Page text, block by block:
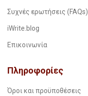
Συχνές ερωτήσεις (FAQs)
iWrite.blog
Επικοινωνία
Πληροφορίες
Όροι και προϋποθέσεις